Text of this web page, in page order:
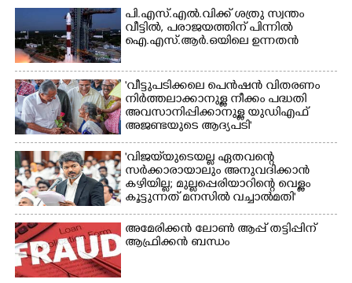
പി.എസ്.എൽ.വിക്ക് ശത്രു സ്വന്തം
വീട്ടിൽ,​ പരാജയത്തിന് പിന്നിൽ
ഐ.എസ്.ആർ.ഒയിലെ ഉന്നതൻ
'വീട്ടുപടിക്കലെ പെൻഷൻ വിതരണം
നിർത്തലാക്കാനുള്ള നീക്കം പദ്ധതി
അവസാനിപ്പിക്കാനുള്ള യുഡിഎഫ്
അജണ്ടയുടെ ആദ്യപടി'
'വിജയ്‌യുടെയല്ല ഏതവന്റെ
സർക്കാരായാലും അനുവദിക്കാൻ
കഴിയില്ല; മുല്ലപ്പെരിയാറിന്റെ വെള്ളം
കൂട്ടുന്നത് മനസിൽ വച്ചാൽമതി'
അമേരിക്കൻ ലോൺ ആപ്പ് തട്ടിപ്പിന്
ആഫ്രിക്കൻ ബന്ധം